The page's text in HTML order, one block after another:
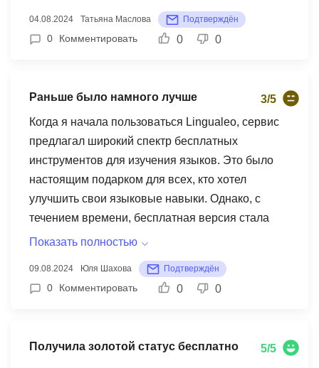
повседневной речи. Lingualeo - это отличный
выбор для тех, кто хочет не только выучить
04.08.2024 Татьяна Маслова Подтверждён
0 Комментировать 0 0
Раньше было намного лучше
3/5
Когда я начала пользоваться Lingualeo, сервис
предлагал широкий спектр бесплатных
инструментов для изучения языков. Это было
настоящим подарком для всех, кто хотел
улучшить свои языковые навыки. Однако, с
течением времени, бесплатная версия стала
значительно ограничена. Многие полезные
тренировки и доступ к разнообразным
материалам, теперь доступны только по платной
любила функцию "Мои слова", которая
Показать полностью
09.08.2024 Юля Шахова Подтверждён
0 Комментировать 0 0
Получила золотой статус бесплатно 5/5